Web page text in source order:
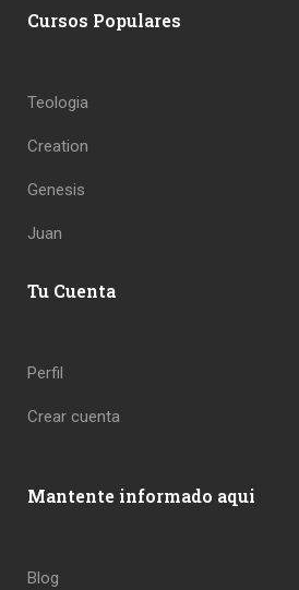
Cursos Populares
Teologia
Creation
Genesis
Juan
Tu Cuenta
Perfil
Crear cuenta
Mantente informado aqui
Blog